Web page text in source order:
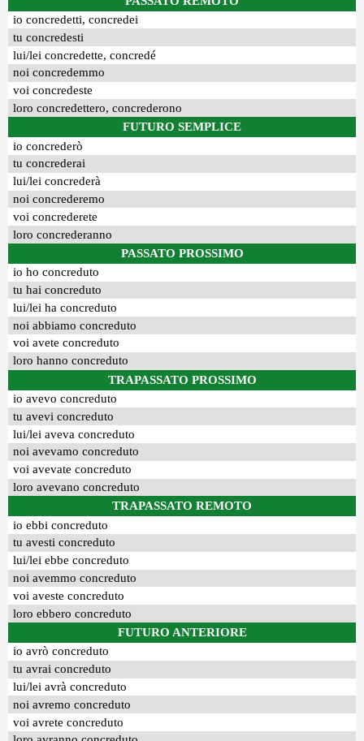
io concredetti, concredei
tu concredesti
lui/lei concredette, concredé
noi concredemmo
voi concredeste
loro concredettero, concrederono
FUTURO SEMPLICE
io concrederò
tu concrederai
lui/lei concrederà
noi concrederemo
voi concrederete
loro concrederanno
PASSATO PROSSIMO
io ho concreduto
tu hai concreduto
lui/lei ha concreduto
noi abbiamo concreduto
voi avete concreduto
loro hanno concreduto
TRAPASSATO PROSSIMO
io avevo concreduto
tu avevi concreduto
lui/lei aveva concreduto
noi avevamo concreduto
voi avevate concreduto
loro avevano concreduto
TRAPASSATO REMOTO
io ebbi concreduto
tu avesti concreduto
lui/lei ebbe concreduto
noi avemmo concreduto
voi aveste concreduto
loro ebbero concreduto
FUTURO ANTERIORE
io avrò concreduto
tu avrai concreduto
lui/lei avrà concreduto
noi avremo concreduto
voi avrete concreduto